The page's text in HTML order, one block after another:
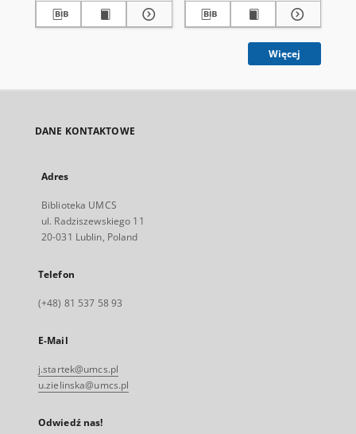
Więcej
DANE KONTAKTOWE
Adres
Biblioteka UMCS
ul. Radziszewskiego 11
20-031 Lublin, Poland
Telefon
(+48) 81 537 58 93
E-Mail
j.startek@umcs.pl
u.zielinska@umcs.pl
Odwiedź nas!